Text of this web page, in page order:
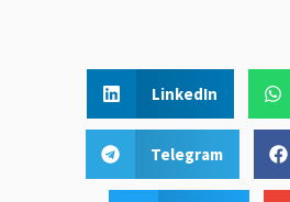
LinkedIn
Telegram